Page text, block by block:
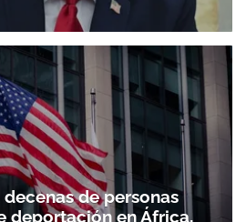
decenas de personas
deportación en África,